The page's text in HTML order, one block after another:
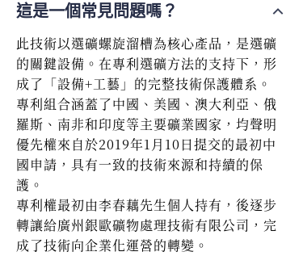
這是一個常見問題嗎？
此技術以選礦螺旋溜槽為核心產品，是選礦
的關鍵設備。在專利選礦方法的支持下，形
成了「設備+工藝」的完整技術保護體系。
專利組合涵蓋了中國、美國、澳大利亞、俄
羅斯、南非和印度等主要礦業國家，均聲明
優先權來自於2019年1月10日提交的最初中
國申請，具有一致的技術來源和持續的保
護。
專利權最初由李春藕先生個人持有，後逐步
轉讓給廣州銀歐礦物處理技術有限公司，完
成了技術向企業化運營的轉變。